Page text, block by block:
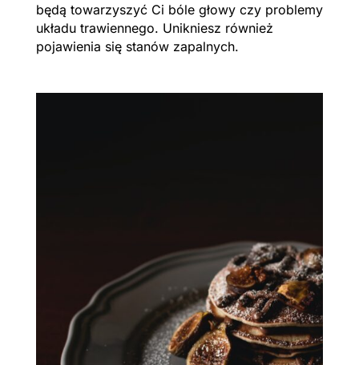
będą towarzyszyć Ci bóle głowy czy problemy
układu trawiennego. Unikniesz również
pojawienia się stanów zapalnych.